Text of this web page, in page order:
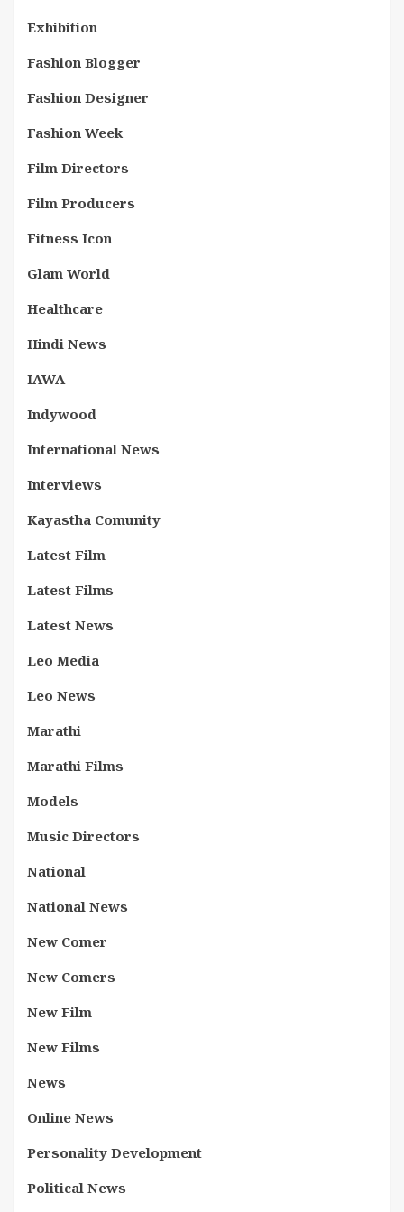
Exhibition
Fashion Blogger
Fashion Designer
Fashion Week
Film Directors
Film Producers
Fitness Icon
Glam World
Healthcare
Hindi News
IAWA
Indywood
International News
Interviews
Kayastha Comunity
Latest Film
Latest Films
Latest News
Leo Media
Leo News
Marathi
Marathi Films
Models
Music Directors
National
National News
New Comer
New Comers
New Film
New Films
News
Online News
Personality Development
Political News